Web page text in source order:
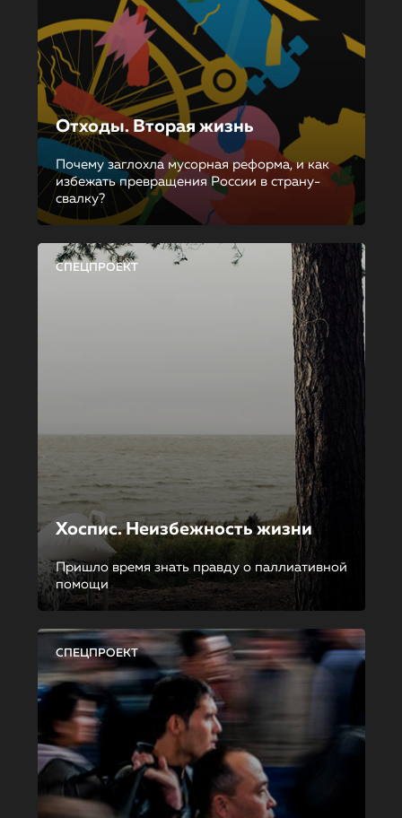
Отходы. Вторая жизнь
Почему заглохла мусорная реформа, и как
избежать превращения России в страну-
свалку?
СПЕЦПРОЕКТ
Хоспис. Неизбежность жизни
Пришло время знать правду о паллиативной
помощи
СПЕЦПРОЕКТ